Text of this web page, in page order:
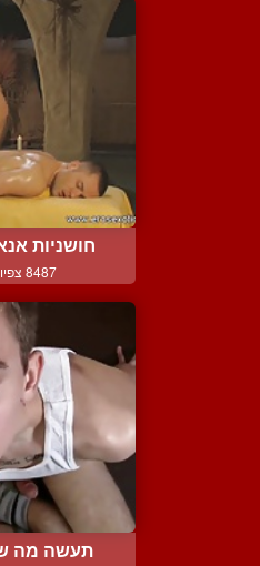
חושניות
8487 צפיות
תעשה מה